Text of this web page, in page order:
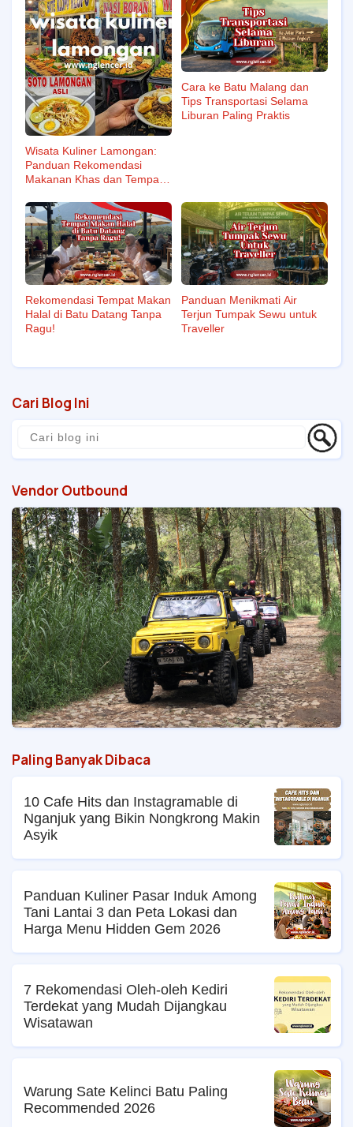
Wisata Kuliner Lamongan:
Panduan Rekomendasi
Makanan Khas dan Tempat
Cara ke Batu Malang dan
Tips Transportasi Selama
Liburan Paling Praktis
Rekomendasi Tempat Makan
Halal di Batu Datang Tanpa
Ragu!
Panduan Menikmati Air
Terjun Tumpak Sewu untuk
Traveller
Cari Blog Ini
Vendor Outbound
Paling Banyak Dibaca
10 Cafe Hits dan Instagramable di
Nganjuk yang Bikin Nongkrong Makin
Asyik
Panduan Kuliner Pasar Induk Among
Tani Lantai 3 dan Peta Lokasi dan
Harga Menu Hidden Gem 2026
7 Rekomendasi Oleh-oleh Kediri
Terdekat yang Mudah Dijangkau
Wisatawan
Warung Sate Kelinci Batu Paling
Recommended 2026